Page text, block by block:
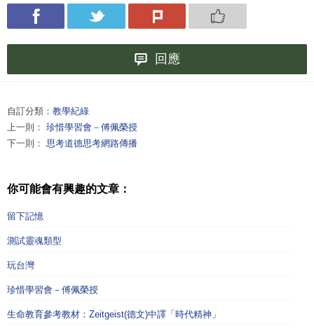
回應
自訂分類： 教學紀綠
上一則： 珍惜學習會－傅佩榮授
下一則： 思考道德思考網路傳播
你可能會有興趣的文章：
留下記憶
測試靈魂類型
玩台灣
珍惜學習會－傅佩榮授
生命教育參考教材：Zeitgeist(德文)中譯「時代精神」